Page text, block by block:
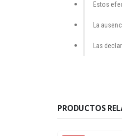
Estos
La
Las
PRODUCTOS